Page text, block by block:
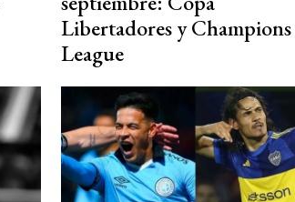
Libertadores y Champions
League